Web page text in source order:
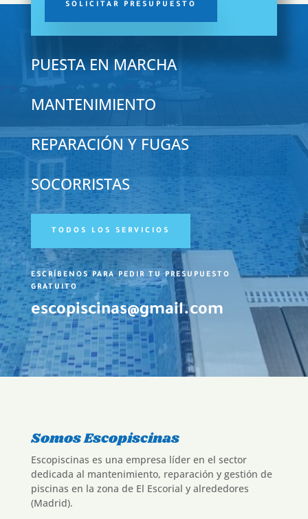
SOLICITAR PRESUPUESTO
PUESTA EN MARCHA
MANTENIMIENTO
REPARACIÓN Y FUGAS
SOCORRISTAS
TODOS LOS SERVICIOS
ESCRÍBENOS PARA PEDIR TU PRESUPUESTO
GRATUITO
escopiscinas@gmail.com
Somos Escopiscinas
Escopiscinas es una empresa líder en el sector
dedicada al mantenimiento, reparación y gestión de
piscinas en la zona de El Escorial y alrededores
(Madrid).